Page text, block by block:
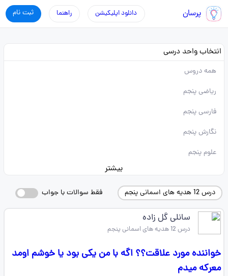
پرسان ثبت نام راهنما دانلود اپلیکیشن
انتخاب واحد درسی
همه دروس
ریاضی پنجم
فارسی پنجم
نگارش پنجم
علوم پنجم
بیشتر
درس 12 هدیه های اسمانی پنجم فقط سوالات با جواب
سانلی گل زاده
درس 12 هدیه های اسمانی پنجم
خواننده مورد علاقت؟؟ اگه با من یکی بود یا خوشم اومد
معرکه میدم